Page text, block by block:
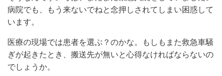
病院でも、もう来ないでねと念押しされてしまい困惑して
います。
医療の現場では患者を選ぶ？のかな。もしもまた救急車騒
ぎが起きたとき、搬送先が無いと心得なければならないの
でしょうか。